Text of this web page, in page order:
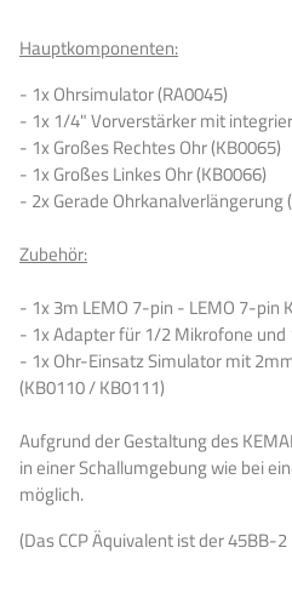
Hauptkomponenten:
- 1x Ohrsimulator (RA0045)
- 1x 1/4" Vorverstärker mit
- 1x Großes Rechtes Ohr (KB0065)
- 1x Großes Linkes Ohr (KB0066)
- 2x Gerade Ohrkanalverlängerung
Zubehör:
- 1x 3m LEMO 7-pin - LEMO 7-pin
- 1x Adapter für 1/2 Mikrofone und
- 1x Ohr-Einsatz Simulator mit
(KB0110 / KB0111)
Aufgrund der Gestaltung des
in einer Schallumgebung wie bei
möglich.
(Das CCP Äquivalent ist der 45BB-